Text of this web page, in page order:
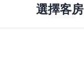
選擇客房